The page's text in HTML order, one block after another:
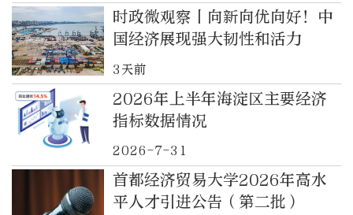
时政微观察丨向新向优向好！中
国经济展现强大韧性和活力
3天前
2026年上半年海淀区主要经济
指标数据情况
2026-7-31
首都经济贸易大学2026年高水
平人才引进公告（第二批）